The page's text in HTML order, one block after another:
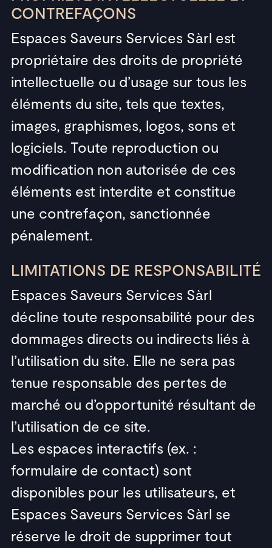
CONTREFAÇONS
Espaces Saveurs Services Sàrl est
propriétaire des droits de propriété
intellectuelle ou d’usage sur tous les
éléments du site, tels que textes,
images, graphismes, logos, sons et
logiciels. Toute reproduction ou
modification non autorisée de ces
éléments est interdite et constitue
une contrefaçon, sanctionnée
pénalement.
LIMITATIONS DE RESPONSABILITÉ
Espaces Saveurs Services Sàrl
décline toute responsabilité pour des
dommages directs ou indirects liés à
l’utilisation du site. Elle ne sera pas
tenue responsable des pertes de
marché ou d’opportunité résultant de
l’utilisation de ce site.
Les espaces interactifs (ex. :
formulaire de contact) sont
disponibles pour les utilisateurs, et
Espaces Saveurs Services Sàrl se
réserve le droit de supprimer tout